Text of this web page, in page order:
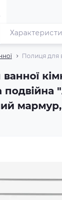
Полиця для
подвійна